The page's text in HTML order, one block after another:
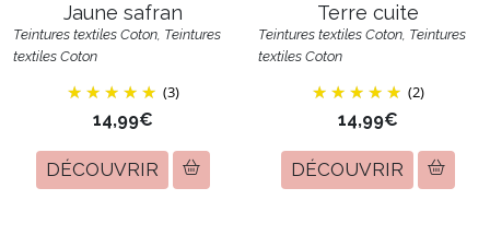
Jaune safran
Teintures textiles Coton, Teintures
textiles Coton
(3)
14,99€
DÉCOUVRIR
Terre cuite
Teintures textiles Coton, Teintures
textiles Coton
(2)
14,99€
DÉCOUVRIR